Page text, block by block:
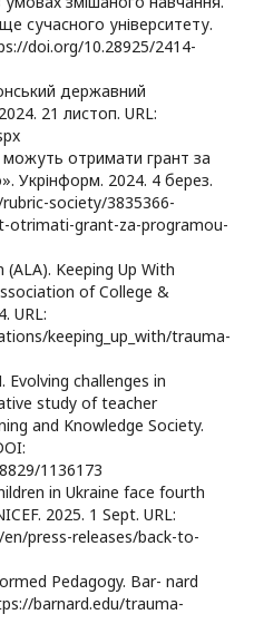
сучасного університету.
doi.org/10.28925/2414-
державний
21 листоп. URL:
можуть отримати грант за
Укрінформ. 2024. 4 берез.
society/3835366-
otrimati-grant-za-programou-
Keeping Up With
of College &
URL:
keeping_up_with/trauma-
Evolving challenges in
study of teacher
and Knowledge Society.
1136173
in Ukraine face fourth
2025. 1 Sept. URL:
press-releases/back-to-
Pedagogy. Bar- nard
barnard.edu/trauma-